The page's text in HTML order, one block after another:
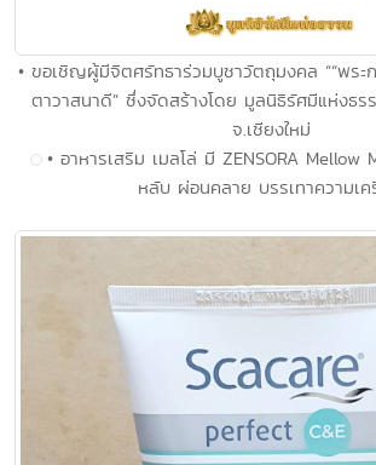
• ขอเชิญผู้มีจิตศรัทธาร่วมบูชาวัตถุมงคล ““พระ
ตาวาสนาดี” ซึ่งจัดสร้างโดย มูลนิธิรัศมีแห่งธร
จ.เชียงใหม่
• อาหารเสริม เมลโล่ มี ZENSORA
หลับ ผ่อนคลาย บรรเทาความเ